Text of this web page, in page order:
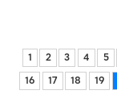
1 2 3 4 5
16 17 18 19